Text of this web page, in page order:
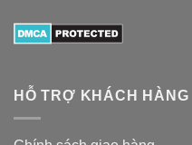
HỖ TRỢ KHÁCH HÀNG